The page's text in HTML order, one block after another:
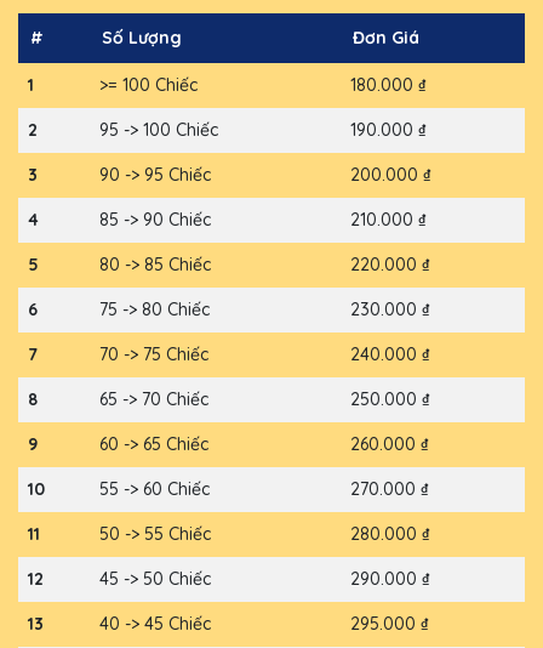
# Số Lượng Đơn Giá
1 >= 100 Chiếc 180.000 ₫
2 95 -> 100 Chiếc 190.000 ₫
3 90 -> 95 Chiếc 200.000 ₫
4 85 -> 90 Chiếc 210.000 ₫
5 80 -> 85 Chiếc 220.000 ₫
6 75 -> 80 Chiếc 230.000 ₫
7 70 -> 75 Chiếc 240.000 ₫
8 65 -> 70 Chiếc 250.000 ₫
9 60 -> 65 Chiếc 260.000 ₫
10 55 -> 60 Chiếc 270.000 ₫
11 50 -> 55 Chiếc 280.000 ₫
12 45 -> 50 Chiếc 290.000 ₫
13 40 -> 45 Chiếc 295.000 ₫